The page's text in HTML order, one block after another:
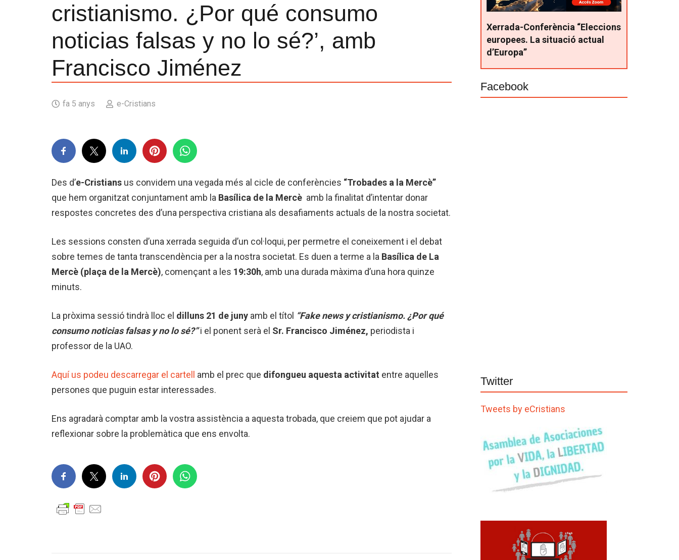
cristianismo. ¿Por qué consumo
noticias falsas y no lo sé?’, amb
Francisco Jiménez
fa 5 anys e-Cristians
Des d’e-Cristians us convidem una vegada més al cicle de conferències “Trobades a la Mercè”
que hem organitzat conjuntament amb la Basílica de la Mercè amb la finalitat d’intentar donar
respostes concretes des d’una perspectiva cristiana als desafiaments actuals de la nostra societat.
Les sessions consten d’una xerrada seguida d’un col·loqui, per permetre el coneixement i el debat
sobre temes de tanta transcendència per a la nostra societat. Es duen a terme a la Basílica de La
Mercè (plaça de la Mercè), començant a les 19:30h, amb una durada màxima d’una hora quinze
minuts.
La pròxima sessió tindrà lloc el dilluns 21 de juny amb el títol “Fake news y cristianismo. ¿Por qué
consumo noticias falsas y no lo sé?”i el ponent serà el Sr. Francisco Jiménez, periodista i
professor de la UAO.
Aquí us podeu descarregar el cartell amb el prec que difongueu aquesta activitat entre aquelles
persones que puguin estar interessades.
Ens agradarà comptar amb la vostra assistència a aquesta trobada, que creiem que pot ajudar a
reflexionar sobre la problemàtica que ens envolta.
Xerrada-Conferència “Eleccions
europees. La situació actual
d’Europa”
Facebook
Twitter
Tweets by eCristians